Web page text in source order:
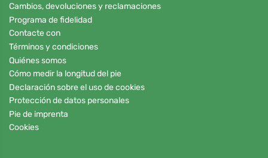
Cambios, devoluciones y reclamaciones
Programa de fidelidad
Contacte con
Términos y condiciones
Quiénes somos
Cómo medir la longitud del pie
Declaración sobre el uso de cookies
Protección de datos personales
Pie de imprenta
Cookies